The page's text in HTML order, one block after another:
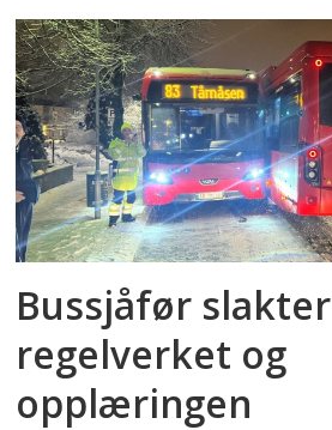
Bussjåfør slakter
regelverket og
opplæringen